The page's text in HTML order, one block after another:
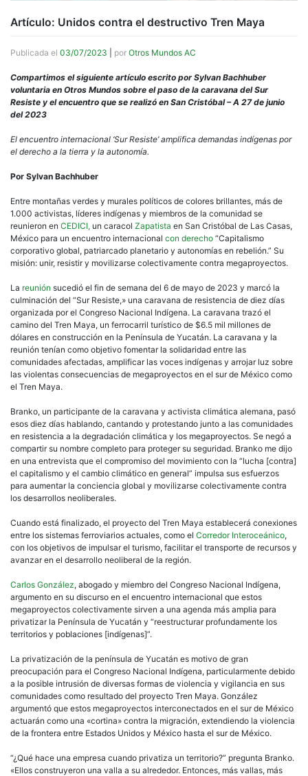
Artículo: Unidos contra el destructivo Tren Maya
Publicada el 03/07/2023 por Otros Mundos AC
Compartimos el siguiente artículo escrito por Sylvan Bachhuber
voluntaria en Otros Mundos sobre el paso de la caravana del Sur
Resiste y el encuentro que se realizó en San Cristóbal – A 27 de junio
del 2023
El encuentro internacional ‘Sur Resiste’ amplifica demandas indígenas por
el derecho a la tierra y la autonomía.
Por Sylvan Bachhuber
Entre montañas verdes y murales políticos de colores brillantes, más de
1.000 activistas, líderes indígenas y miembros de la comunidad se
reunieron en CEDICI, un caracol Zapatista en San Cristóbal de Las Casas,
México para un encuentro internacional con derecho “Capitalismo
corporativo global, patriarcado planetario y autonomías en rebelión.” Su
misión: unir, resistir y movilizarse colectivamente contra megaproyectos.
La reunión sucedió el fin de semana del 6 de mayo de 2023 y marcó la
culminación del “Sur Resiste,» una caravana de resistencia de diez días
organizada por el Congreso Nacional Indígena. La caravana trazó el
camino del Tren Maya, un ferrocarril turístico de $6.5 mil millones de
dólares en construcción en la Península de Yucatán. La caravana y la
reunión tenían como objetivo fomentar la solidaridad entre las
comunidades afectadas, amplificar las voces indígenas y arrojar luz sobre
las violentas consecuencias de megaproyectos en el sur de México como
el Tren Maya.
Branko, un participante de la caravana y activista climática alemana, pasó
esos diez días hablando, cantando y protestando junto a las comunidades
en resistencia a la degradación climática y los megaproyectos. Se negó a
compartir su nombre completo para proteger su seguridad. Branko me dijo
en una entrevista que el compromiso del movimiento con la “lucha [contra]
el capitalismo y el cambio climático en general” impulsa sus esfuerzos
para aumentar la conciencia global y movilizarse colectivamente contra
los desarrollos neoliberales.
Cuando está finalizado, el proyecto del Tren Maya establecerá conexiones
entre los sistemas ferroviarios actuales, como el Corredor Interoceánico,
con los objetivos de impulsar el turismo, facilitar el transporte de recursos y
avanzar en el desarrollo neoliberal de la región.
Carlos González, abogado y miembro del Congreso Nacional Indígena,
argumento en su discurso en el encuentro internacional que estos
megaproyectos colectivamente sirven a una agenda más amplia para
privatizar la Península de Yucatán y “reestructurar profundamente los
territorios y poblaciones [indígenas]”.
La privatización de la península de Yucatán es motivo de gran
preocupación para el Congreso Nacional Indígena, particularmente debido
a la posible intrusión de diversas formas de violencia y vigilancia en sus
comunidades como resultado del proyecto Tren Maya. González
argumentó que estos megaproyectos interconectados en el sur de México
actuarán como una «cortina» contra la migración, extendiendo la violencia
de la frontera entre Estados Unidos y México hasta el sur de México.
“¿Qué hace una empresa cuando privatiza un territorio?” pregunta Branko.
«Ellos construyeron una valla a su alrededor. Entonces, más vallas, más